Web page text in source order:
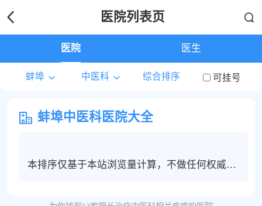
医院列表页
医院 医生
蚌埠 中医科 综合排序 可挂号
蚌埠中医科医院大全
本排序仅基于本站浏览量计算，不做任何权威度